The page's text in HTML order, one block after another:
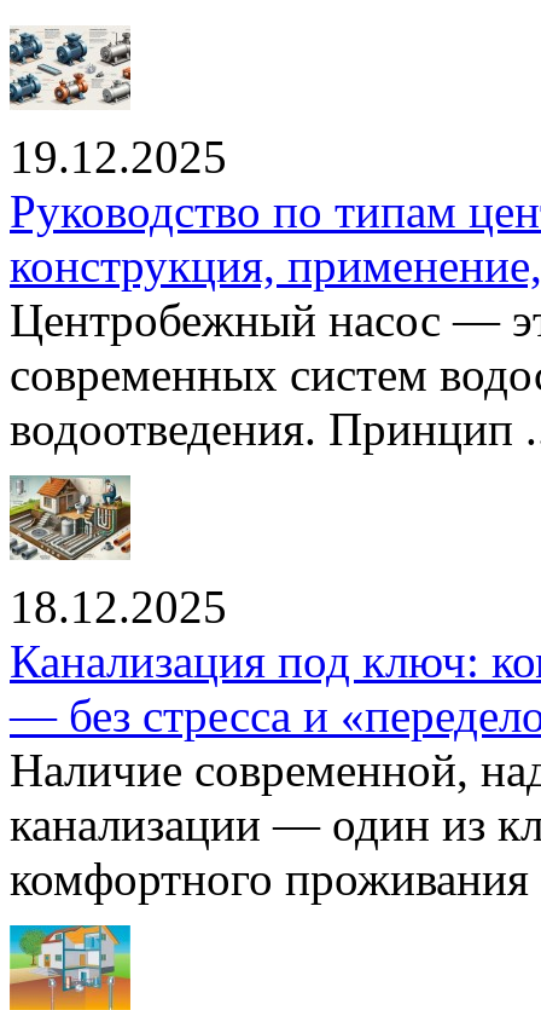
19.12.2025
Руководство по типам
конструкция,
Центробежный насос —
современных систем
водоотведения. Принцип
18.12.2025
Канализация под ключ:
— без стресса и
Наличие современной,
канализации — один из
комфортного проживания